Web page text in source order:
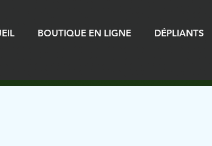
BOUTIQUE EN LIGNE DÉPLIANTS